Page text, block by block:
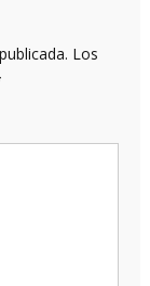
Los